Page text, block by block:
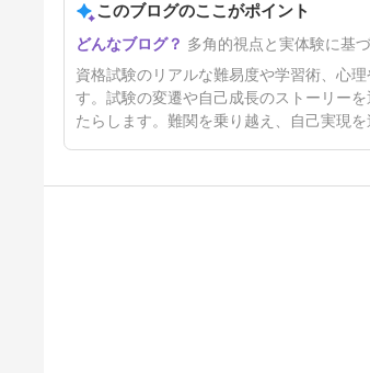
こんな福祉現場は今すぐ辞める
か、心構えを切り替えろ！「理
に。
6日前
このブログのここがポイント
多角的視点と実体験に基
資格試験のリアルな難易度や学習術、心
す。試験の変遷や自己成長のストーリー
たらします。難関を乗り越え、自己実現